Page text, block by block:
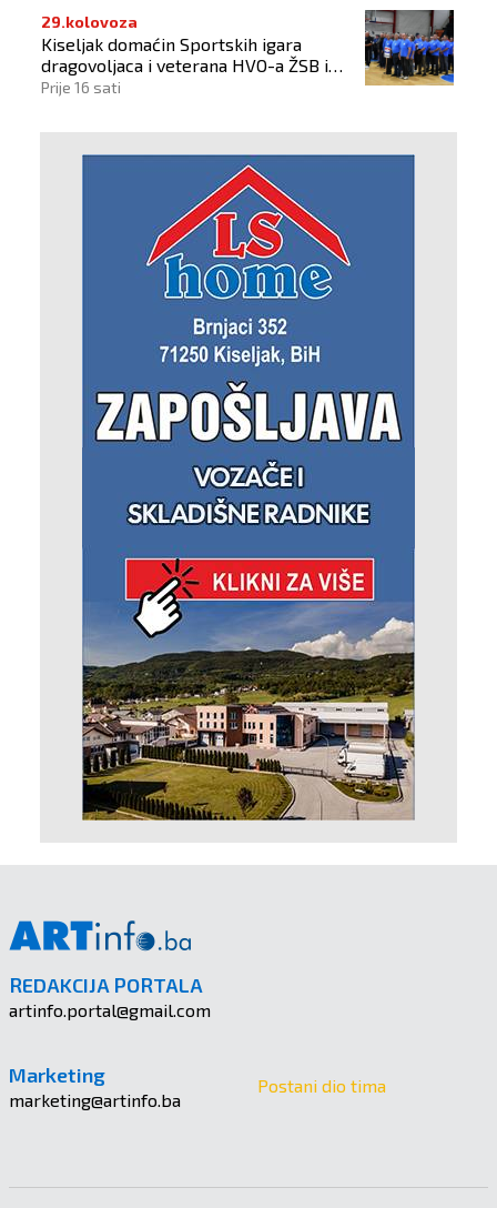
29.kolovoza
Kiseljak domaćin Sportskih igara
dragovoljaca i veterana HVO-a ŽSB i
Dana branitelja
Prije 16 sati
REDAKCIJA PORTALA
artinfo.portal@gmail.com
Marketing
marketing@artinfo.ba
Postani dio tima